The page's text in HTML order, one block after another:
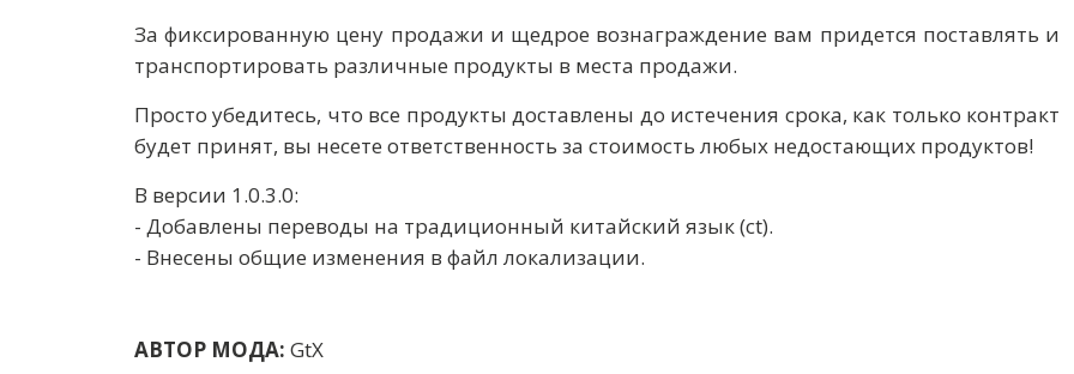
За фиксированную цену продажи и щедрое вознаграждение вам придется поставлять и
транспортировать различные продукты в места продажи.
Просто убедитесь, что все продукты доставлены до истечения срока, как только контракт
будет принят, вы несете ответственность за стоимость любых недостающих продуктов!
В версии 1.0.3.0:
- Добавлены переводы на традиционный китайский язык (ct).
- Внесены общие изменения в файл локализации.
АВТОР МОДА: GtX